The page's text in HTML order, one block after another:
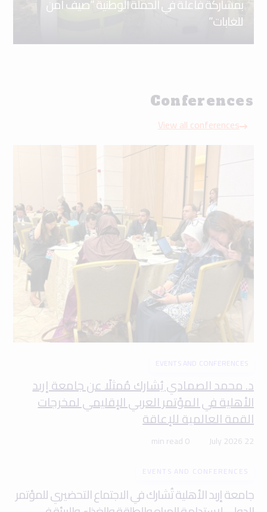
بمشاركة فاعلة في الحملة الوطنية “صيف آمن
للغابات”
Conferences
View all conferences
EVENTS AND CONFERENCES
د. محمد الصمادي يُشارك مُمثلًا عن جامعة إربد
الأهلية في المؤتمر العربي الإقليمي لمخرجات
القمة العالمية للإعاقة
22 July 2026
0 min read
EVENTS AND CONFERENCES
جامعة إربد الأهلية تُشارك في الاجتماع التحضيري للمؤتمر